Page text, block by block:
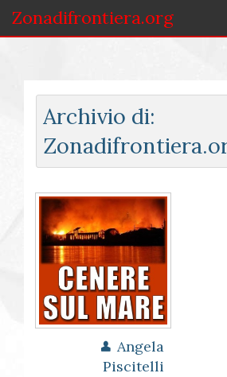
Zonadifrontiera.org
Selezione per Autore
Accedi
Archivio di:
Angela
Piscitelli